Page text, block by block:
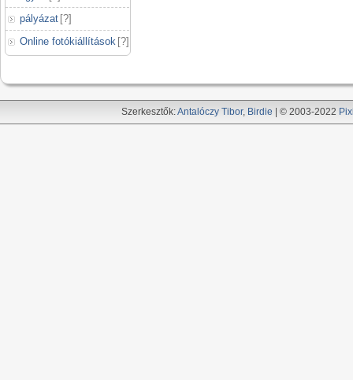
pályázat [?]
Online fotókiállítások [?]
Szerkesztők:Antalóczy Tibor, Birdie | © 2003-2022